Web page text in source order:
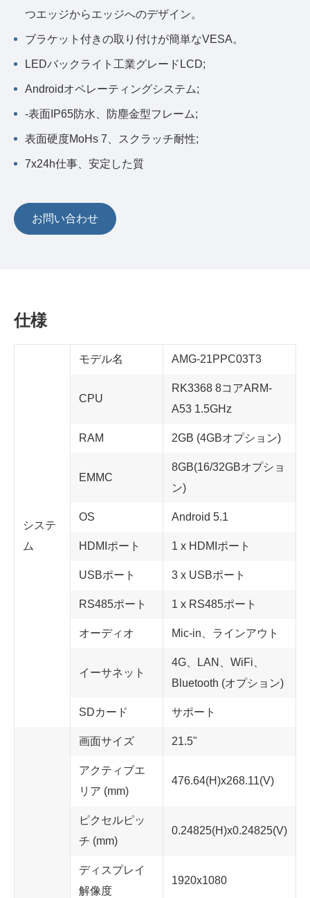
つエッジからエッジへのデザイン。
ブラケット付きの取り付けが簡単なVESA。
LEDバックライト工業グレードLCD;
Androidオペレーティングシステム;
-表面IP65防水、防塵金型フレーム;
表面硬度MoHs 7、スクラッチ耐性;
7x24h仕事、安定した質
お問い合わせ
仕様
システ
ム
モデル名 AMG-21PPC03T3
CPU
RK3368 8コアARM-
A53 1.5GHz
RAM 2GB (4GBオプション)
EMMC
8GB(16/32GBオプショ
ン)
OS Android 5.1
HDMIポート 1 x HDMIポート
USBポート 3 x USBポート
RS485ポート 1 x RS485ポート
オーディオ Mic-in、ラインアウト
イーサネット
4G、LAN、WiFi、
Bluetooth (オプション)
SDカード サポート
画面サイズ 21.5"
アクティブエ
リア (mm)
476.64(H)x268.11(V)
ピクセルピッ
チ (mm)
0.24825(H)x0.24825(V)
ディスプレイ
解像度
1920x1080